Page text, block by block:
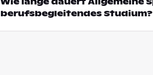
berufsbegleitendes Studium?